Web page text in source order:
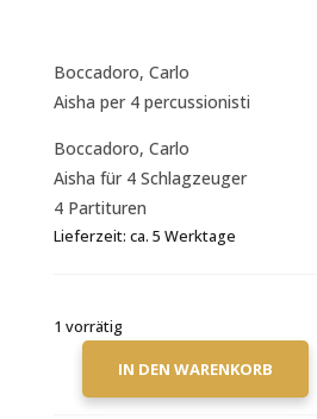
Boccadoro, Carlo
Aisha per 4 percussionisti
Boccadoro, Carlo
Aisha für 4 Schlagzeuger
4 Partituren
Lieferzeit: ca. 5 Werktage
1 vorrätig
CARLO:
IN DEN WARENKORB